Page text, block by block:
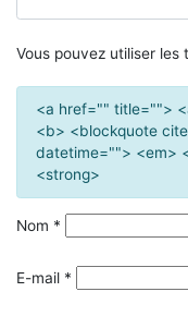
Vous pouvez utiliser les
<a href="" title="">
<b> <blockquote
datetime=""> <em>
<strong>
Nom *
E-mail *